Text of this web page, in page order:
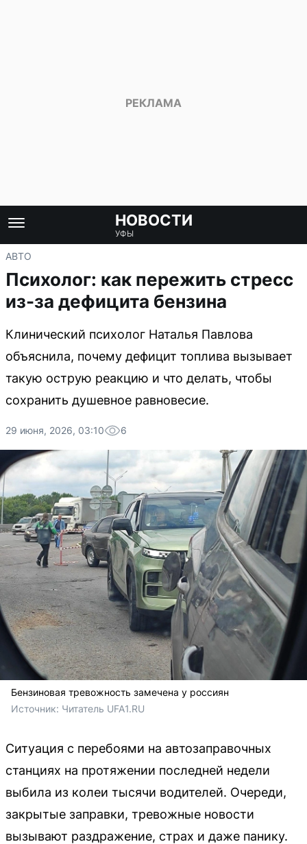
НОВОСТИ
УФЫ
АВТО
Психолог: как пережить стресс
из-за дефицита бензина
Клинический психолог Наталья Павлова
объяснила, почему дефицит топлива вызывает
такую острую реакцию и что делать, чтобы
сохранить душевное равновесие.
29 июня, 2026, 03:10 6
Бензиновая тревожность замечена у россиян
Источник: Читатель UFA1.RU
Ситуация с перебоями на автозаправочных
станциях на протяжении последней недели
выбила из колеи тысячи водителей. Очереди,
закрытые заправки, тревожные новости
вызывают раздражение, страх и даже панику.